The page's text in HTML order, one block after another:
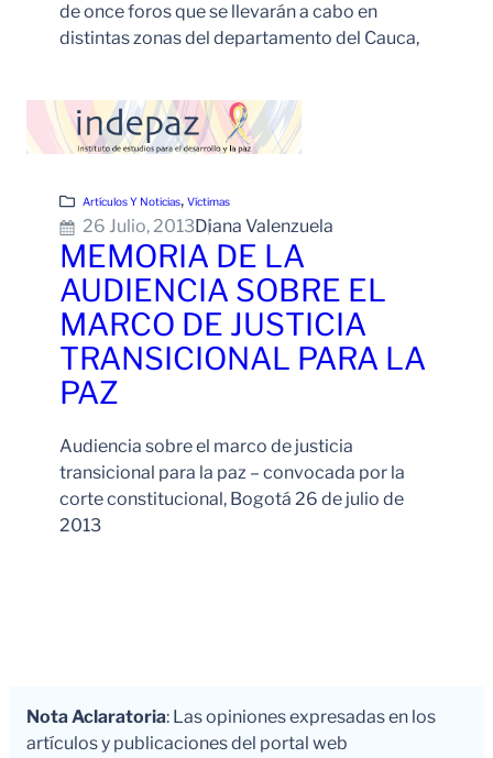
de once foros que se llevarán a cabo en
distintas zonas del departamento del Cauca,
Artículos Y Noticias, Víctimas
26 Julio, 2013Diana Valenzuela
MEMORIA DE LA
AUDIENCIA SOBRE EL
MARCO DE JUSTICIA
TRANSICIONAL PARA LA
PAZ
Audiencia sobre el marco de justicia
transicional para la paz – convocada por la
corte constitucional, Bogotá 26 de julio de
2013
Nota Aclaratoria: Las opiniones expresadas en los
artículos y publicaciones del portal web